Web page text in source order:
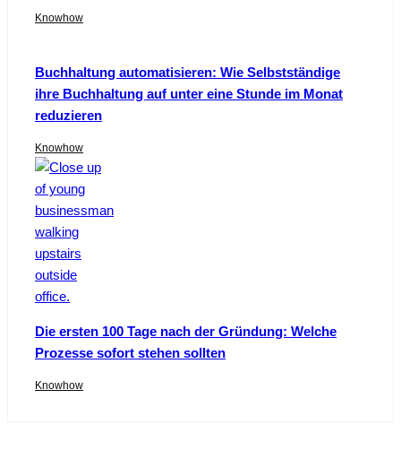
Knowhow
Buchhaltung automatisieren: Wie Selbstständige
ihre Buchhaltung auf unter eine Stunde im Monat
reduzieren
Knowhow
Die ersten 100 Tage nach der Gründung: Welche
Prozesse sofort stehen sollten
Knowhow